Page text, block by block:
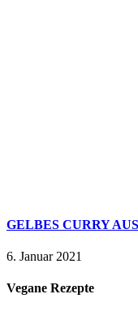
GELBES CURRY
6. Januar 2021
Vegane Rezepte